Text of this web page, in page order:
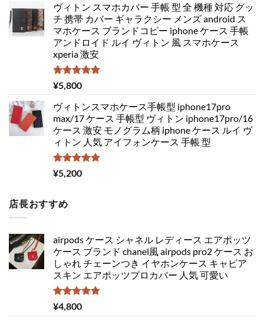
ヴィトン スマホカバー 手帳 型 全 機種 対応 グッ
チ 携帯 カバー ギャラクシー メンズ android ス
マホケース ブランドコピー iphone ケース 手帳
アンドロイド ルイ ヴィトン 風 スマホケース
xperia 激安
5段階中
5.00
¥5,800
ヴィトンスマホケース手帳型 iphone17pro
max/17 ケース 手帳型 ヴィトン iphone17pro/16
ケース 激安 モノグラム柄 iphone ケース ルイ ヴ
ィトン 人気 アイフォンケース 手帳 型
5段階中
5.00
¥5,200
店長おすすめ
airpods ケース シャネル レディース エアポッツ
ケース ブランド chanel風 airpods pro2 ケース お
しゃれ チェーンつき イヤホンケース キャビア
スキン エアポッツプロカバー 人気 可愛い
5段階中
5.00
¥4,800